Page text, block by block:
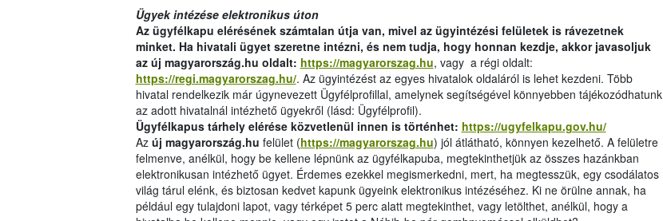
Ügyek intézése elektronikus úton
Az ügyfélkapu elérésének számtalan útja van, mivel az ügyintézési felületek is rávezetnek
minket. Ha hivatali ügyet szeretne intézni, és nem tudja, hogy honnan kezdje, akkor javasoljuk
az új magyarország.hu oldalt: https://magyarorszag.hu, vagy a régi oldalt:
https://regi.magyarorszag.hu/. Az ügyintézést az egyes hivatalok oldaláról is lehet kezdeni. Több
hivatal rendelkezik már úgynevezett Ügyfélprofillal, amelynek segítségével könnyebben tájékozódhatunk
az adott hivatalnál intézhető ügyekről (lásd: Ügyfélprofil).
Ügyfélkapus tárhely elérése közvetlenül innen is történhet: https://ugyfelkapu.gov.hu/
Az új magyarország.hu felület (https://magyarorszag.hu) jól átlátható, könnyen kezelhető. A felületre
felmenve, anélkül, hogy be kellene lépnünk az ügyfélkapuba, megtekinthetjük az összes hazánkban
elektronikusan intézhető ügyet. Érdemes ezekkel megismerkedni, mert, ha megtesszük, egy csodálatos
világ tárul elénk, és biztosan kedvet kapunk ügyeink elektronikus intézéséhez. Ki ne örülne annak, ha
például egy tulajdoni lapot, vagy térképet 5 perc alatt megtekinthet, vagy letölthet, anélkül, hogy a